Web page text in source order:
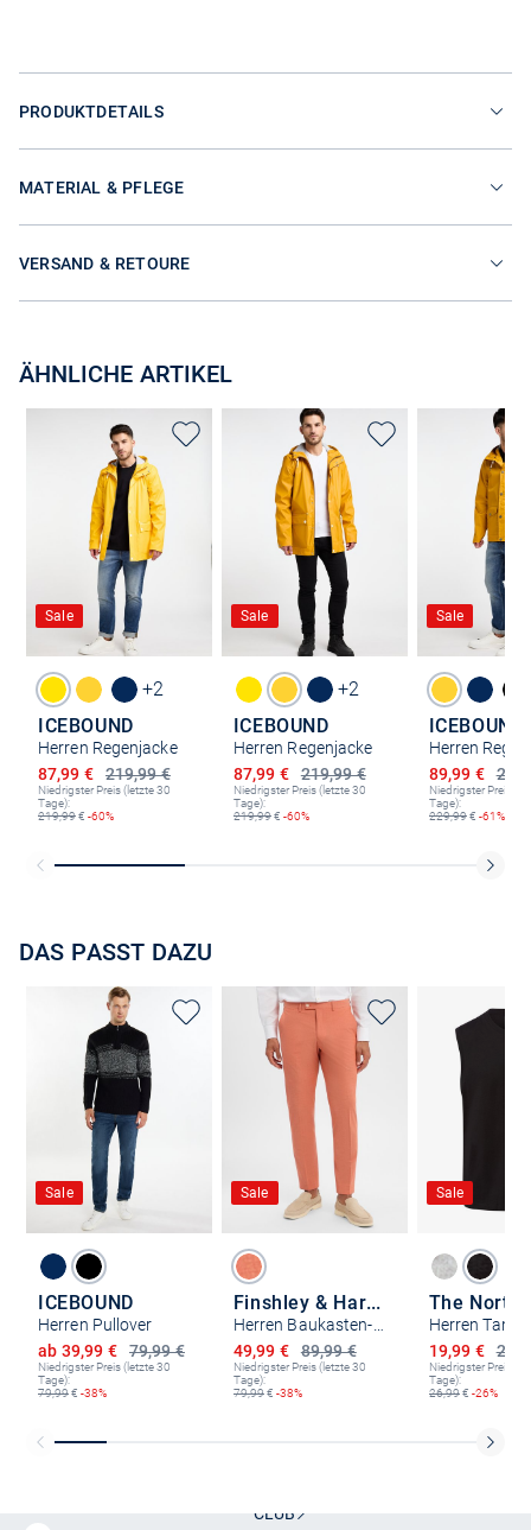
PRODUKTDETAILS
MATERIAL & PFLEGE
VERSAND & RETOURE
ÄHNLICHE ARTIKEL
Sale
+2
ICEBOUND
Herren Regenjacke
219,99 €
Ermäßigter Preis
87,99 €
Niedrigster Preis (letzte 30
Tage):
219,99€ -60%
Sale
+2
ICEBOUND
Herren Regenjacke
219,99 €
Ermäßigter Preis
87,99 €
Niedrigster Preis (letzte 30
Tage):
219,99€ -60%
Sale
ICEBOUND
Herren
Ermäßigter
89,99 €
Niedrigster Preis
Tage):
229,99€ -61%
DAS PASST DAZU
Sale
ICEBOUND
Herren Pullover
79,99 €
Ermäßigter Preis
ab 39,99 €
Niedrigster Preis (letzte 30
Tage):
79,99€ -38%
Sale
Finshley & Harding London
Herren Baukasten-Anzughose
89,99 €
Ermäßigter Preis
49,99 €
Niedrigster Preis (letzte 30
Tage):
79,99€ -38%
Sale
The North
Herren
Ermäßigter
19,99 €
Niedrigster Preis
Tage):
26,99€ -26%
CLUB